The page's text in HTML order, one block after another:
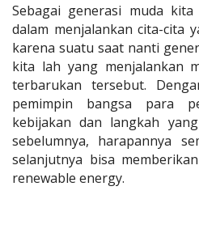
Sebagai generasi muda
dalam menjalankan cita-cita
karena suatu saat nanti
kita lah yang menjalankan
terbarukan tersebut.
pemimpin bangsa para
kebijakan dan langkah
sebelumnya, harapannya
selanjutnya bisa
renewable energy.